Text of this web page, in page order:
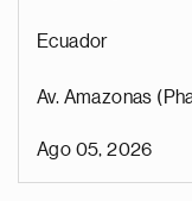
Ecuador
Av. Amazonas
Ago 05, 2026